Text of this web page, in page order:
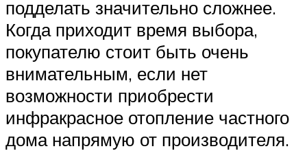
подделать значительно сложнее.
Когда приходит время выбора,
покупателю стоит быть очень
внимательным, если нет
возможности приобрести
инфракрасное отопление частного
дома напрямую от производителя.